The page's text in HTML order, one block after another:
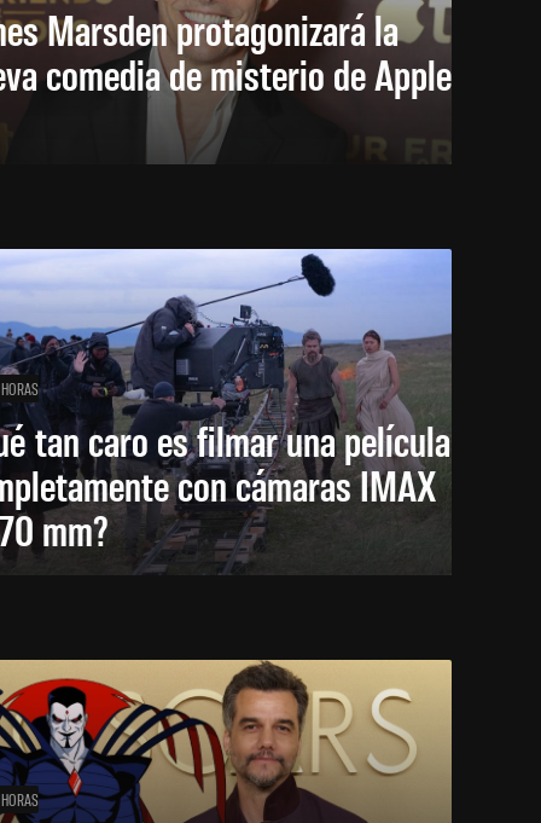
Marsden protagonizará la
comedia de misterio de Apple
tan caro es filmar una película
con cámaras IMAX
mm?